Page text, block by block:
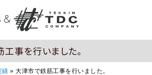
事を行いました。
績 » 大津市で鉄筋工事を行いました。